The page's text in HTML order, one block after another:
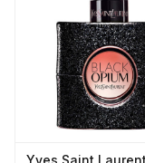
Yves Saint